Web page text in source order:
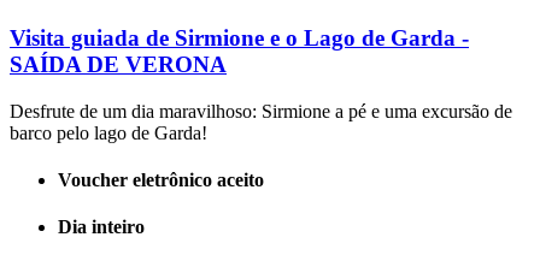
Visita guiada de Sirmione e o Lago de Garda -
SAÍDA DE VERONA
Desfrute de um dia maravilhoso: Sirmione a pé e uma excursão de
barco pelo lago de Garda!
Voucher eletrônico aceito
Dia inteiro